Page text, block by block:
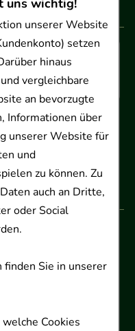
uns wichtig!
unserer Website
setzen
hinaus
vergleichbare
an bevorzugte
Informationen über
unserer Website für
und
zu können. Zu
auch an Dritte,
oder Social
Sie in unserer
Cookies
Uhr
89 71 80 11